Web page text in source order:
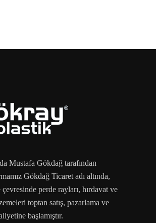
Mustafa Gökdağ tarafından
Gökdağ Ticaret adı altında,
perde rayları, hırdavat ve
toptan satış, pazarlama ve
başlamıştır.